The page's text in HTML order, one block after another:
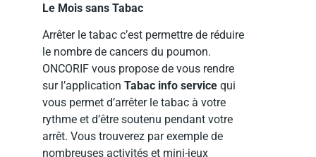
Le Mois sans Tabac
Arrêter le tabac c’est permettre de réduire
le nombre de cancers du poumon.
ONCORIF vous propose de vous rendre
sur l’application Tabac info service qui
vous permet d’arrêter le tabac à votre
rythme et d’être soutenu pendant votre
arrêt. Vous trouverez par exemple de
nombreuses activités et mini-jeux